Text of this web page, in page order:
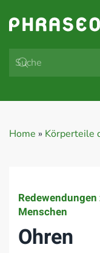
Zum Hauptinhalt
Home » Körperteile
Menschen
Ohren